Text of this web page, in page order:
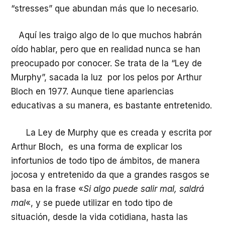
“stresses” que abundan más que lo necesario.
Aquí les traigo algo de lo que muchos habrán
oído hablar, pero que en realidad nunca se han
preocupado por conocer. Se trata de la “Ley de
Murphy”, sacada la luz por los pelos por Arthur
Bloch en 1977. Aunque tiene apariencias
educativas a su manera, es bastante entretenido.
La Ley de Murphy que es creada y escrita por
Arthur Bloch, es una forma de explicar los
infortunios de todo tipo de ámbitos, de manera
jocosa y entretenido da que a grandes rasgos se
basa en la frase «Si algo puede salir mal, saldrá
mal«, y se puede utilizar en todo tipo de
situación, desde la vida cotidiana, hasta las